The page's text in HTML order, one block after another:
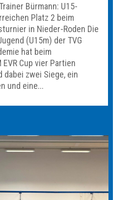
Bürmann: U15-
Platz 2 beim
in Nieder-Roden Die
(U15m) der TVG
hat beim
EVR Cup vier Partien
zwei Siege, ein
und eine...